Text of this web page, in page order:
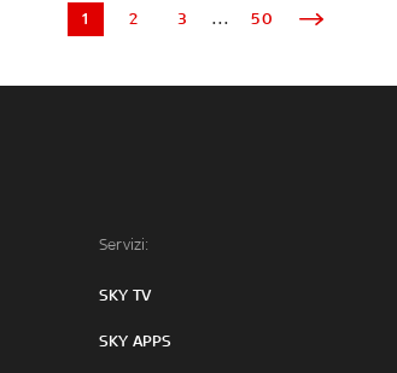
1 2 3 ... 50
Servizi:
SKY TV
SKY APPS